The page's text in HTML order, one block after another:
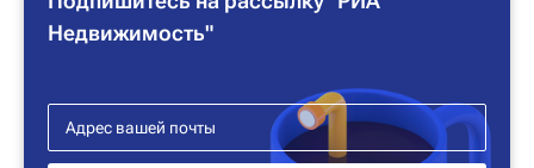
Недвижимость"